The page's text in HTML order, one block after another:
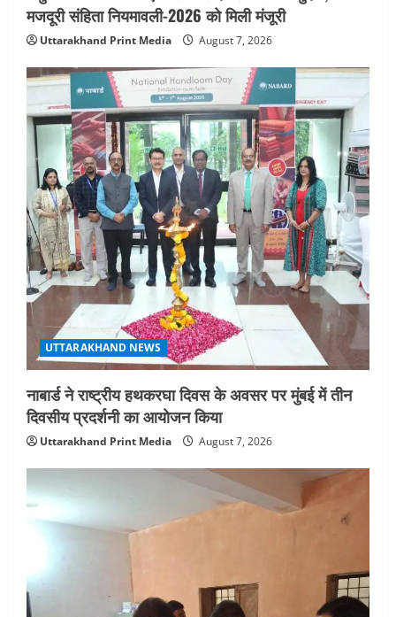
मजदूरी संहिता नियमावली-2026 को मिली मंजूरी
Uttarakhand Print Media August 7, 2026
UTTARAKHAND NEWS
नाबार्ड ने राष्ट्रीय हथकरघा दिवस के अवसर पर मुंबई में तीन
दिवसीय प्रदर्शनी का आयोजन किया
Uttarakhand Print Media August 7, 2026